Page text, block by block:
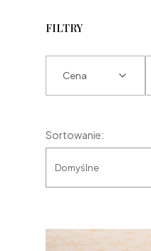
FILTRY
Cena
Lista
Sortowanie:
Domyślne